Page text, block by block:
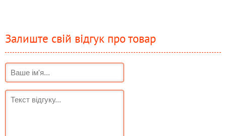
Залиште свій відгук про товар